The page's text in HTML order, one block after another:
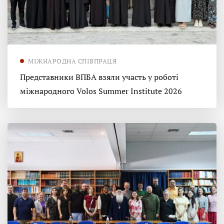
МІЖНАРОДНА СПІВПРАЦЯ
Представники ВПБА взяли участь у роботі
міжнародного Volos Summer Institute 2026